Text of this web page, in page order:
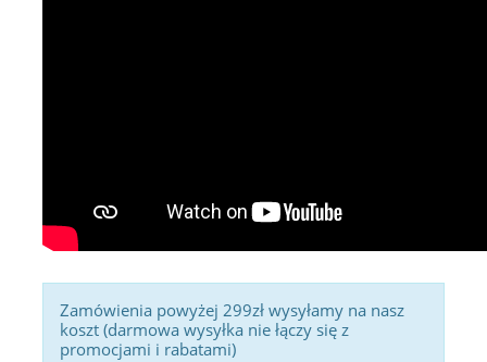
Zamówienia powyżej 299zł wysyłamy na nasz
koszt (darmowa wysyłka nie łączy się z
promocjami i rabatami)